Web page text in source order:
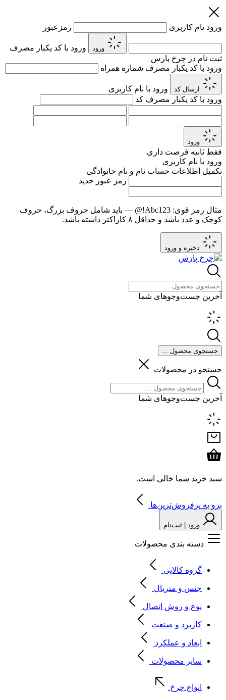
ورود نام کاربری رمزعبور
ورود
ورود با کد یکبار مصرف
ثبت نام در چرخ پارس
ورود با کد یکبار مصرف شماره همراه
ارسال کد
ورود با نام کاربری
ورود با کد یکبار مصرف کد
ورود
فقط ثانیه فرصت داری
ورود با نام کاربری
تکمیل اطلاعات حساب نام و نام خانوادگی
رمز عبور جدید
مثال رمز قوی: Abc123!@
— باید شامل حروف بزرگ، حروف
کوچک و عدد باشد و حداقل ۸ کاراکتر داشته باشد.
ذخیره و ورود
آخرین جست‌وجوهای شما
جستجوی محصول ...
جستجو در محصولات
آخرین جست‌وجوهای شما
سبد خرید شما خالی است.
برو به پرفروش‌ترین‌ها
ورود | ثبت‌نام
دسته بندی محصولات
گروه کالایی
جنس و متریال
نوع و روش اتصال
کاربرد و صنعت
ابعاد و عملکرد
سایر محصولات
انواع چرخ